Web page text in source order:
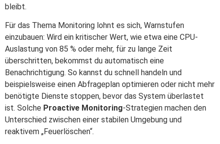
bleibt.
Für das Thema Monitoring lohnt es sich, Warnstufen
einzubauen: Wird ein kritischer Wert, wie etwa eine CPU-
Auslastung von 85 % oder mehr, für zu lange Zeit
überschritten, bekommst du automatisch eine
Benachrichtigung. So kannst du schnell handeln und
beispielsweise einen Abfrageplan optimieren oder nicht mehr
benötigte Dienste stoppen, bevor das System überlastet
ist. Solche Proactive Monitoring-Strategien machen den
Unterschied zwischen einer stabilen Umgebung und
reaktivem „Feuerlöschen“.